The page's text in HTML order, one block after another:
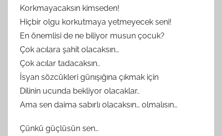
Korkmayacaksın kimseden!
Hiçbir olgu korkutmaya yetmeyecek seni!
En önemlisi de ne biliyor musun çocuk?
Çok acılara şahit olacaksın…
Çok acılar tadacaksın..
İsyan sözcükleri günışığına çıkmak için
Dilinin ucunda bekliyor olacaklar..
Ama sen daima sabırlı olacaksın… olmalısın…
Çünkü güçlüsün sen…